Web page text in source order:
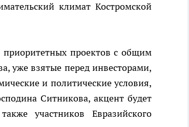
климат Костромской
приоритетных проектов с общим
уже взятые перед инвесторами,
и политические условия,
Ситникова, акцент будет
участников Евразийского